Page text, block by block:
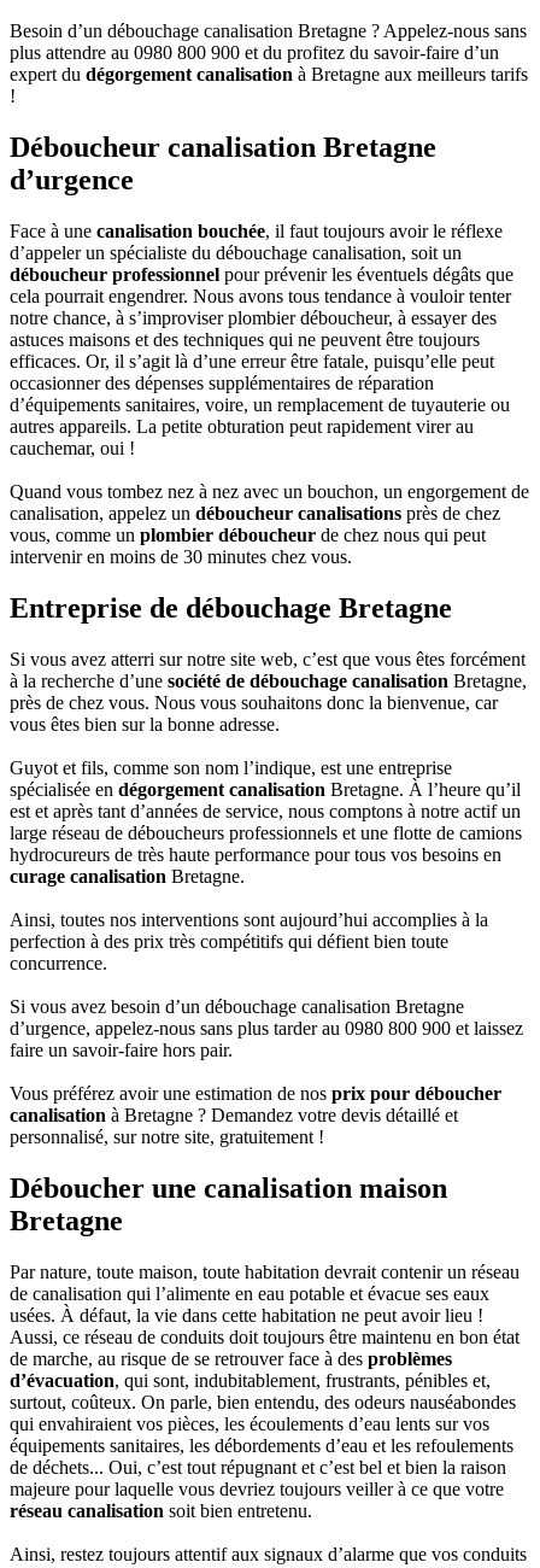
Besoin d’un débouchage canalisation Bretagne ? Appelez-nous sans
plus attendre au 0980 800 900 et du profitez du savoir-faire d’un
expert du dégorgement canalisation à Bretagne aux meilleurs tarifs
!
Déboucheur canalisation Bretagne
d’urgence
Face à une canalisation bouchée, il faut toujours avoir le réflexe
d’appeler un spécialiste du débouchage canalisation, soit un
déboucheur professionnel pour prévenir les éventuels dégâts que
cela pourrait engendrer. Nous avons tous tendance à vouloir tenter
notre chance, à s’improviser plombier déboucheur, à essayer des
astuces maisons et des techniques qui ne peuvent être toujours
efficaces. Or, il s’agit là d’une erreur être fatale, puisqu’elle peut
occasionner des dépenses supplémentaires de réparation
d’équipements sanitaires, voire, un remplacement de tuyauterie ou
autres appareils. La petite obturation peut rapidement virer au
cauchemar, oui !
Quand vous tombez nez à nez avec un bouchon, un engorgement de
canalisation, appelez un déboucheur canalisations près de chez
vous, comme un plombier déboucheur de chez nous qui peut
intervenir en moins de 30 minutes chez vous.
Entreprise de débouchage Bretagne
Si vous avez atterri sur notre site web, c’est que vous êtes forcément
à la recherche d’une société de débouchage canalisation Bretagne,
près de chez vous. Nous vous souhaitons donc la bienvenue, car
vous êtes bien sur la bonne adresse.
Guyot et fils, comme son nom l’indique, est une entreprise
spécialisée en dégorgement canalisation Bretagne. À l’heure qu’il
est et après tant d’années de service, nous comptons à notre actif un
large réseau de déboucheurs professionnels et une flotte de camions
hydrocureurs de très haute performance pour tous vos besoins en
curage canalisation Bretagne.
Ainsi, toutes nos interventions sont aujourd’hui accomplies à la
perfection à des prix très compétitifs qui défient bien toute
concurrence.
Si vous avez besoin d’un débouchage canalisation Bretagne
d’urgence, appelez-nous sans plus tarder au 0980 800 900 et laissez
faire un savoir-faire hors pair.
Vous préférez avoir une estimation de nos prix pour déboucher
canalisation à Bretagne ? Demandez votre devis détaillé et
personnalisé, sur notre site, gratuitement !
Déboucher une canalisation maison
Bretagne
Par nature, toute maison, toute habitation devrait contenir un réseau
de canalisation qui l’alimente en eau potable et évacue ses eaux
usées. À défaut, la vie dans cette habitation ne peut avoir lieu !
Aussi, ce réseau de conduits doit toujours être maintenu en bon état
de marche, au risque de se retrouver face à des problèmes
d’évacuation, qui sont, indubitablement, frustrants, pénibles et,
surtout, coûteux. On parle, bien entendu, des odeurs nauséabondes
qui envahiraient vos pièces, les écoulements d’eau lents sur vos
équipements sanitaires, les débordements d’eau et les refoulements
de déchets... Oui, c’est tout répugnant et c’est bel et bien la raison
majeure pour laquelle vous devriez toujours veiller à ce que votre
réseau canalisation soit bien entretenu.
Ainsi, restez toujours attentif aux signaux d’alarme que vos conduits